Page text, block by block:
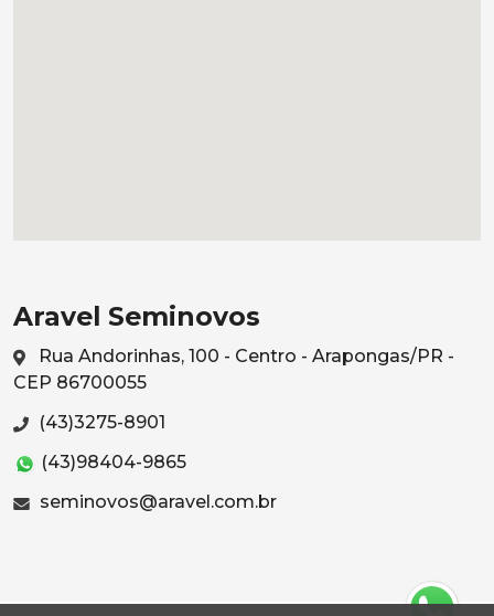
Aravel Seminovos
Rua Andorinhas, 100 - Centro - Arapongas/PR -
CEP 86700055
(43)3275-8901
(43)98404-9865
seminovos@aravel.com.br